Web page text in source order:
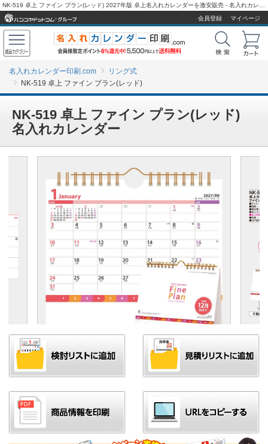
会員登録
マイページ
名入れカレンダー印刷.com
リング式
NK-519 卓上 ファイン プラン(レッド)
NK-519 卓上 ファイン プラン(レッド)
名入れカレンダー